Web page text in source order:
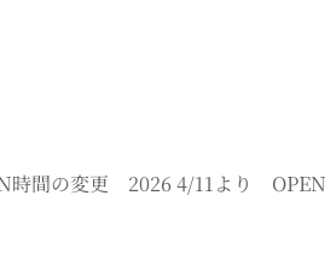
間の変更 2026 4/11より OPEN